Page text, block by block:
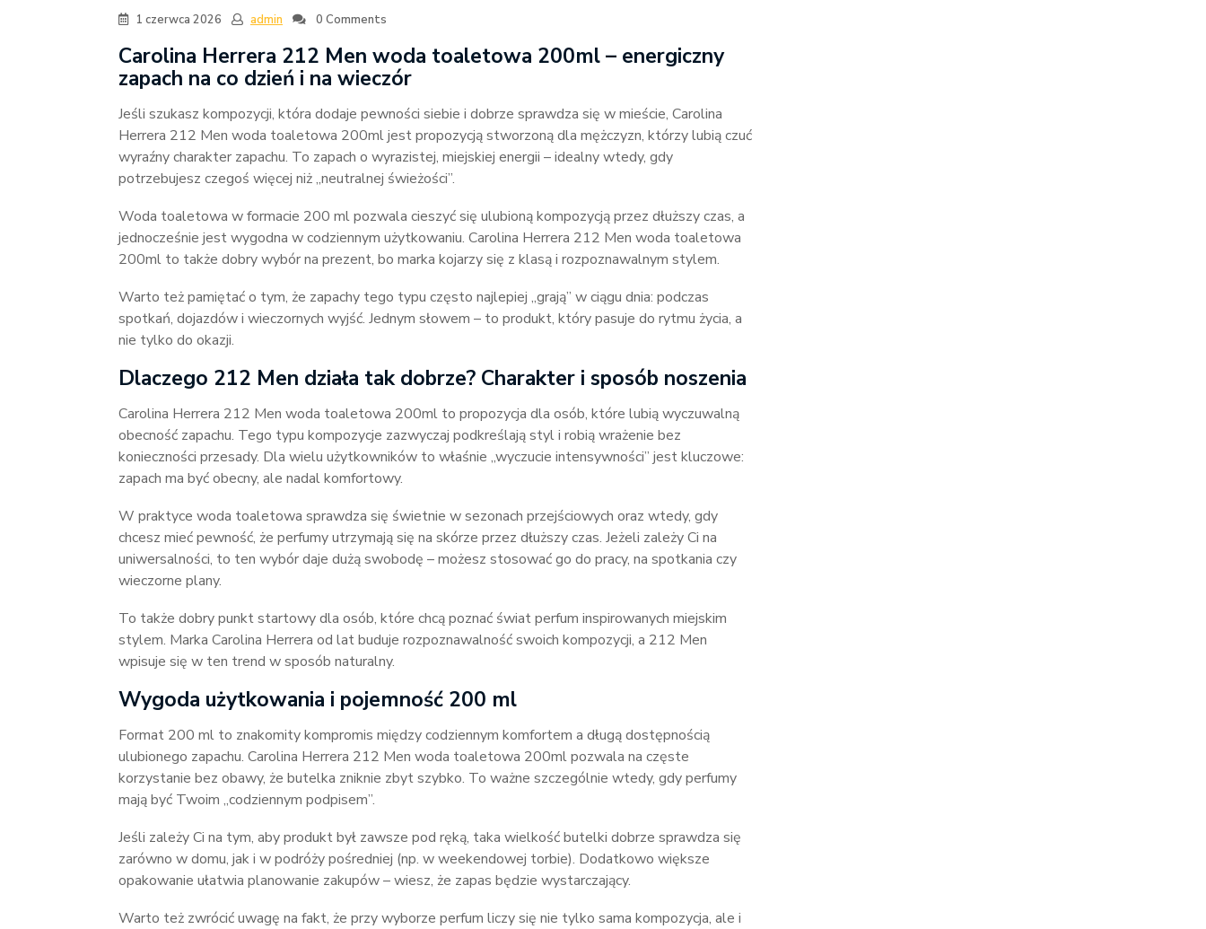
1 czerwca 2026 admin 0 Comments
Carolina Herrera 212 Men woda toaletowa 200ml – energiczny
zapach na co dzień i na wieczór
Jeśli szukasz kompozycji, która dodaje pewności siebie i dobrze sprawdza się w mieście, Carolina
Herrera 212 Men woda toaletowa 200ml jest propozycją stworzoną dla mężczyzn, którzy lubią czuć
wyraźny charakter zapachu. To zapach o wyrazistej, miejskiej energii – idealny wtedy, gdy
potrzebujesz czegoś więcej niż „neutralnej świeżości”.
Woda toaletowa w formacie 200 ml pozwala cieszyć się ulubioną kompozycją przez dłuższy czas, a
jednocześnie jest wygodna w codziennym użytkowaniu. Carolina Herrera 212 Men woda toaletowa
200ml to także dobry wybór na prezent, bo marka kojarzy się z klasą i rozpoznawalnym stylem.
Warto też pamiętać o tym, że zapachy tego typu często najlepiej „grają” w ciągu dnia: podczas
spotkań, dojazdów i wieczornych wyjść. Jednym słowem – to produkt, który pasuje do rytmu życia, a
nie tylko do okazji.
Dlaczego 212 Men działa tak dobrze? Charakter i sposób noszenia
Carolina Herrera 212 Men woda toaletowa 200ml to propozycja dla osób, które lubią wyczuwalną
obecność zapachu. Tego typu kompozycje zazwyczaj podkreślają styl i robią wrażenie bez
konieczności przesady. Dla wielu użytkowników to właśnie „wyczucie intensywności” jest kluczowe:
zapach ma być obecny, ale nadal komfortowy.
W praktyce woda toaletowa sprawdza się świetnie w sezonach przejściowych oraz wtedy, gdy
chcesz mieć pewność, że perfumy utrzymają się na skórze przez dłuższy czas. Jeżeli zależy Ci na
uniwersalności, to ten wybór daje dużą swobodę – możesz stosować go do pracy, na spotkania czy
wieczorne plany.
To także dobry punkt startowy dla osób, które chcą poznać świat perfum inspirowanych miejskim
stylem. Marka Carolina Herrera od lat buduje rozpoznawalność swoich kompozycji, a 212 Men
wpisuje się w ten trend w sposób naturalny.
Wygoda użytkowania i pojemność 200 ml
Format 200 ml to znakomity kompromis między codziennym komfortem a długą dostępnością
ulubionego zapachu. Carolina Herrera 212 Men woda toaletowa 200ml pozwala na częste
korzystanie bez obawy, że butelka zniknie zbyt szybko. To ważne szczególnie wtedy, gdy perfumy
mają być Twoim „codziennym podpisem”.
Jeśli zależy Ci na tym, aby produkt był zawsze pod ręką, taka wielkość butelki dobrze sprawdza się
zarówno w domu, jak i w podróży pośredniej (np. w weekendowej torbie). Dodatkowo większe
opakowanie ułatwia planowanie zakupów – wiesz, że zapas będzie wystarczający.
Warto też zwrócić uwagę na fakt, że przy wyborze perfum liczy się nie tylko sama kompozycja, ale i